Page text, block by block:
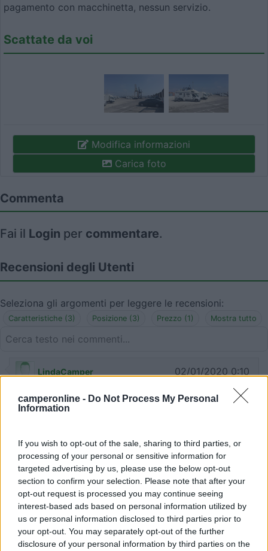
camperonline - Do Not Process My Personal
Information
If you wish to opt-out of the sale, sharing to third parties, or
processing of your personal or sensitive information for
targeted advertising by us, please use the below opt-out
section to confirm your selection. Please note that after your
opt-out request is processed you may continue seeing
interest-based ads based on personal information utilized by
us or personal information disclosed to third parties prior to
your opt-out. You may separately opt-out of the further
disclosure of your personal information by third parties on the
pagamento con macchinetta, nessun servizio.
Scattate da voi
Modifica informazioni
Carica foto
Commenta
Fai il Login per commentare.
Recensioni degli Utenti
Seleziona gli argomenti per leggere le recensioni:
Caratteristiche (3) Posizione (3) Prezzo (1) Mostra tutto
LindaCamper 02/01/2020 0:10
Abbiamo pernottato in questo parcheggio.
ubriachi appena usciti dalla discoteca adiacente.
Abbiamo pagato €18. Vicino al centro ma non ci
siamo sentiti al sicuro!
Caratteristiche Posizione Prezzo
Soundmachine 27/08/2019 23:27